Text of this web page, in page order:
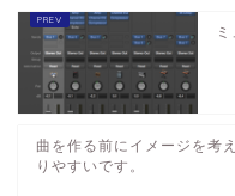
曲を作る前にイメージを考
りやすいです。